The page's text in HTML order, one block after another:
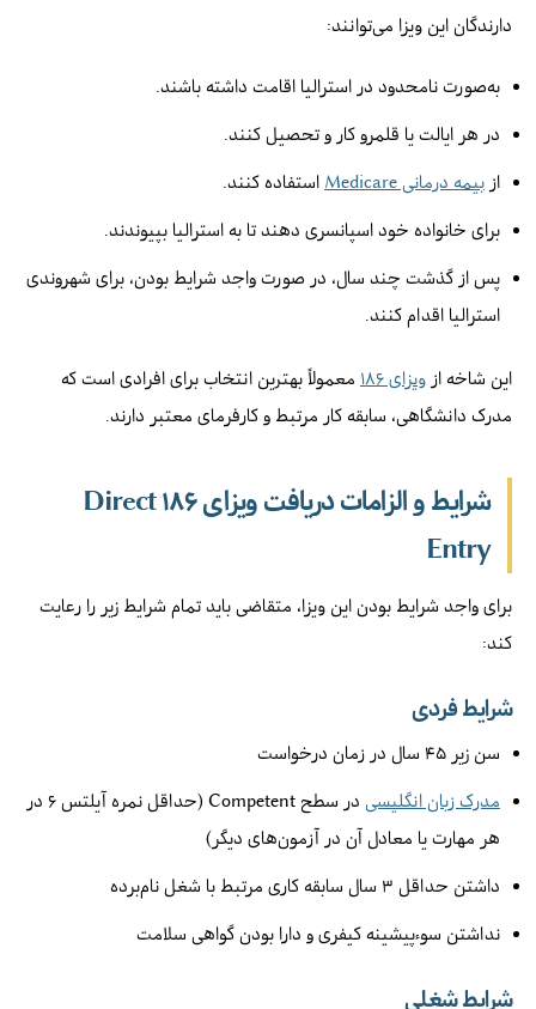
دارندگان این ویزا می‌توانند:
به‌صورت نامحدود در استرالیا اقامت داشته باشند.
در هر ایالت یا قلمرو کار و تحصیل کنند.
از بیمه درمانی Medicare استفاده کنند.
برای خانواده خود اسپانسری دهند تا به استرالیا بپیوندند.
پس از گذشت چند سال، در صورت واجد شرایط بودن، برای شهروندی
استرالیا اقدام کنند.
این شاخه از ویزای ۱۸۶
معمولاً بهترین انتخاب برای افرادی است که
مدرک دانشگاهی، سابقه کار مرتبط و کارفرمای معتبر دارند.
شرایط و الزامات دریافت ویزای ۱۸۶ Direct
Entry
برای واجد شرایط بودن این ویزا، متقاضی باید تمام شرایط زیر را رعایت
کند:
شرایط فردی
سن زیر ۴۵ سال در زمان درخواست
مدرک زبان انگلیسی
در سطح Competent (حداقل نمره آیلتس ۶ در
هر مهارت یا معادل آن در آزمون‌های دیگر)
داشتن حداقل ۳ سال سابقه کاری مرتبط با شغل نام‌برده
نداشتن سوءپیشینه کیفری و دارا بودن گواهی سلامت
شرایط شغلی